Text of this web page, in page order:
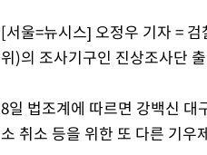
[서울=뉴시스] 오정우 기자 =
위)의 조사기구인 진상조사단
8일 법조계에 따르면 강백신
소 취소 등을 위한 또 다른 기우